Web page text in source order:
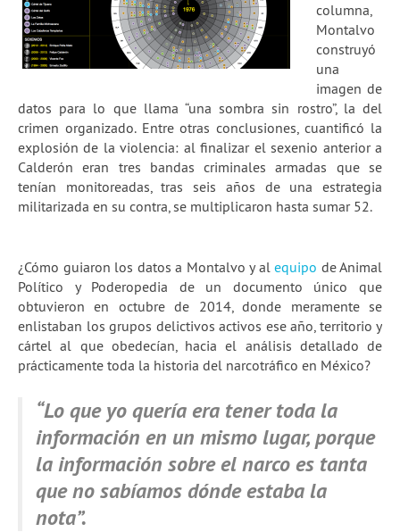
columna,
Montalvo
construyó
una
imagen de
datos para lo que llama “una sombra sin rostro”, la del
crimen organizado. Entre otras conclusiones, cuantificó la
explosión de la violencia: al finalizar el sexenio anterior a
Calderón eran tres bandas criminales armadas que se
tenían monitoreadas, tras seis años de una estrategia
militarizada en su contra, se multiplicaron hasta sumar 52.
¿Cómo guiaron los datos a Montalvo y al equipo de Animal
Político y Poderopedia de un documento único que
obtuvieron en octubre de 2014, donde meramente se
enlistaban los grupos delictivos activos ese año, territorio y
cártel al que obedecían, hacia el análisis detallado de
prácticamente toda la historia del narcotráfico en México?
“Lo que yo quería era tener toda la
información en un mismo lugar, porque
la información sobre el narco es tanta
que no sabíamos dónde estaba la
nota”.